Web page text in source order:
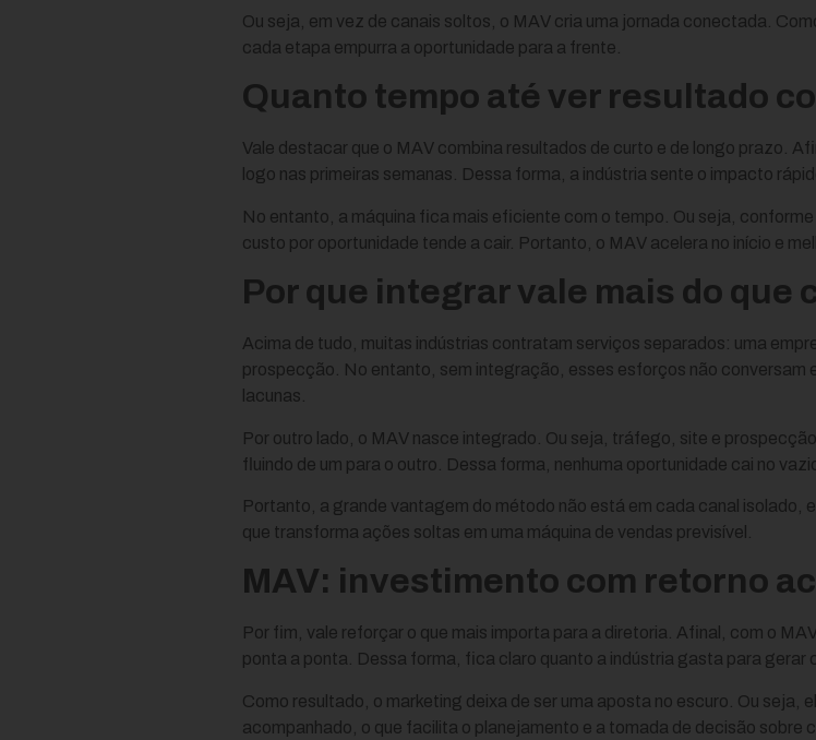
Ou seja, em vez de canais soltos, o MAV cria uma jornada conectada.
cada etapa empurra a oportunidade para a frente.
Quanto tempo até ver resultado
Vale destacar que o MAV combina resultados de curto e de longo prazo.
logo nas primeiras semanas. Dessa forma, a indústria sente o impacto
No entanto, a máquina fica mais eficiente com o tempo. Ou seja,
custo por oportunidade tende a cair. Portanto, o MAV acelera no início e
Por que integrar vale mais do
Acima de tudo, muitas indústrias contratam serviços separados: uma
prospecção. No entanto, sem integração, esses esforços não conversam
lacunas.
Por outro lado, o MAV nasce integrado. Ou seja, tráfego, site e
fluindo de um para o outro. Dessa forma, nenhuma oportunidade cai no
Portanto, a grande vantagem do método não está em cada canal isolado,
que transforma ações soltas em uma máquina de vendas previsível.
MAV: investimento com retorno
Por fim, vale reforçar o que mais importa para a diretoria. Afinal, com o
ponta a ponta. Dessa forma, fica claro quanto a indústria gasta para gerar
Como resultado, o marketing deixa de ser uma aposta no escuro. Ou
acompanhado, o que facilita o planejamento e a tomada de decisão sobre